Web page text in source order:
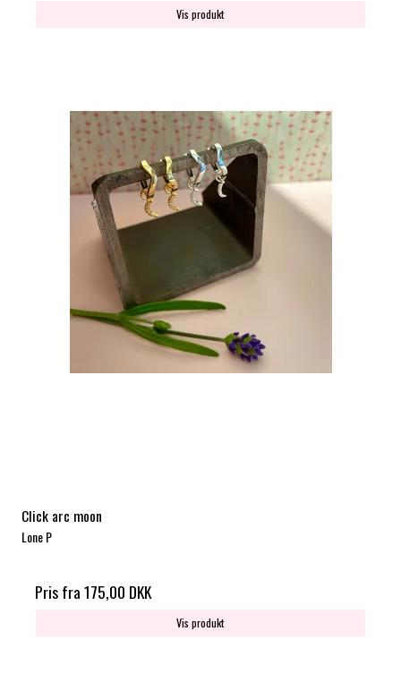
Vis produkt
Click arc moon
Lone P
Pris fra175,00 DKK
Vis produkt